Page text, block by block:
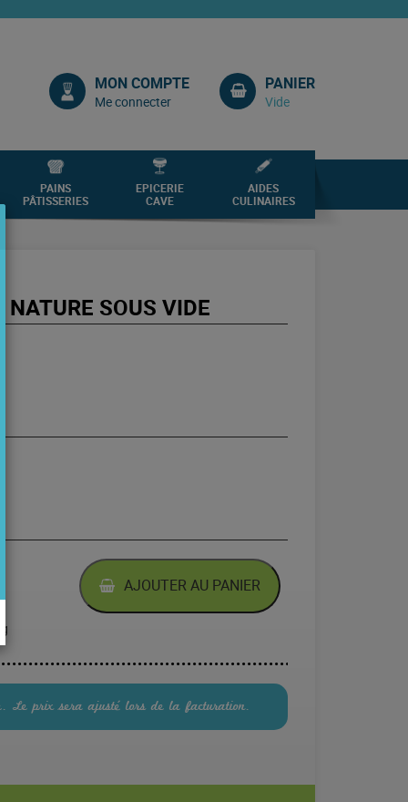
MON COMPTE
Me connecter
PANIER
Vide
PAINS
PÂTISSERIES
EPICERIE
CAVE
AIDES
CULINAIRES
NATURE SOUS VIDE
AJOUTER AU PANIER
Le prix sera ajusté lors de la facturation.